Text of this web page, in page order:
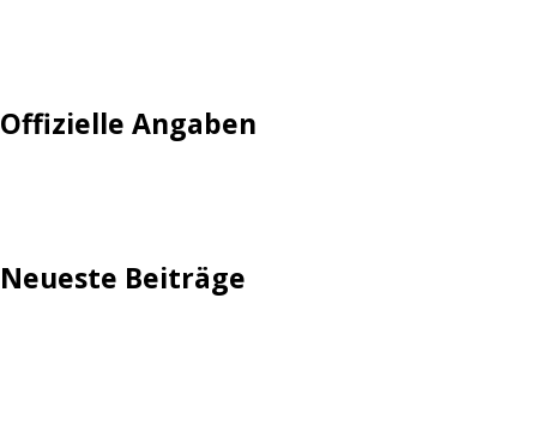
Offizielle Angaben
Neueste Beiträge